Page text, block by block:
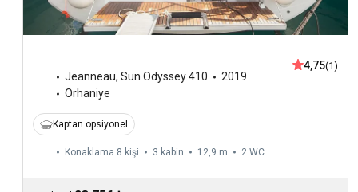
Jeanneau, Sun Odyssey 410
2019
Orhaniye
4,75(1)
Kaptan opsiyonel
Konaklama 8 kişi 3 kabin 12,9 m 2 WC